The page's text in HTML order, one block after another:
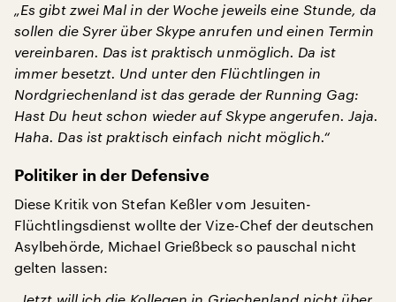
„Es gibt zwei Mal in der Woche jeweils eine Stunde, da
sollen die Syrer über Skype anrufen und einen Termin
vereinbaren. Das ist praktisch unmöglich. Da ist
immer besetzt. Und unter den Flüchtlingen in
Nordgriechenland ist das gerade der Running Gag:
Hast Du heut schon wieder auf Skype angerufen. Jaja.
Haha. Das ist praktisch einfach nicht möglich.“
Politiker in der Defensive
Diese Kritik von Stefan Keßler vom Jesuiten-
Flüchtlingsdienst wollte der Vize-Chef der deutschen
Asylbehörde, Michael Grießbeck so pauschal nicht
gelten lassen: